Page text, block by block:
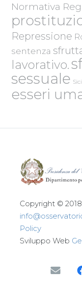
Normativa
Repressione
sentenza
lavorativo.
sessuale
esseri
Copyright ©
Policy
Sviluppo Web